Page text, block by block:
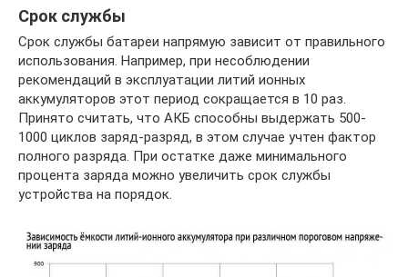
Срок службы
Срок службы батареи напрямую зависит от правильного
использования. Например, при несоблюдении
рекомендаций в эксплуатации литий ионных
аккумуляторов этот период сокращается в 10 раз.
Принято считать, что АКБ способны выдержать 500-
1000 циклов заряд-разряд, в этом случае учтен фактор
полного разряда. При остатке даже минимального
процента заряда можно увеличить срок службы
устройства на порядок.